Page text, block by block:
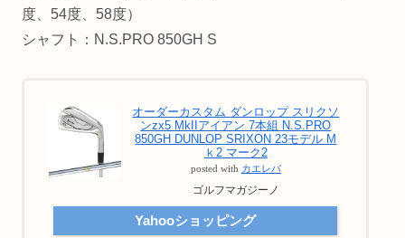
度、54度、58度）
シャフト：N.S.PRO 850GH S
オーダーカスタム ダンロップ スリクソ
ンzx5 MkIIアイアン 7本組 N.S.PRO
850GH DUNLOP SRIXON 23モデル M
ｋ2 マーク2
posted with カエレバ
ゴルフマガジーノ
Yahooショッピング